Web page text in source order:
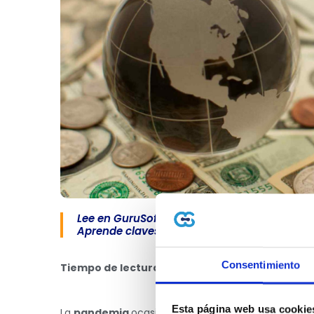
Consentimiento
Esta página web usa
Lee en GuruSoft sobre Perspectivas
Aprende claves de facturación electrónica,
Tiempo de lectura: 5 minutos 📖⏱